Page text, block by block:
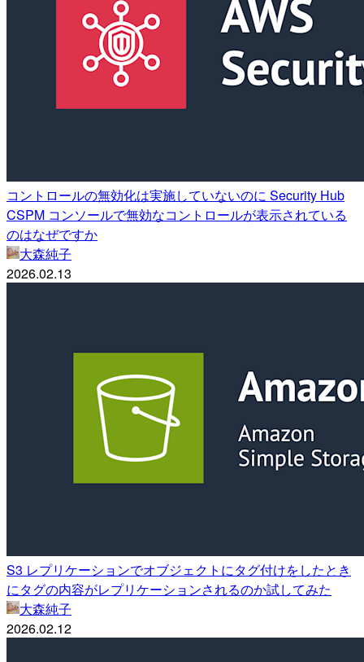
コントロールの無効化は実施していないのに Security Hub
CSPM コンソールで無効なコントロールが表示されている
のはなぜですか
大森純子
2026.02.13
S3 レプリケーションでオブジェクトにタグ付けをしたとき
にタグの内容がレプリケーションされるのか試してみた
大森純子
2026.02.12